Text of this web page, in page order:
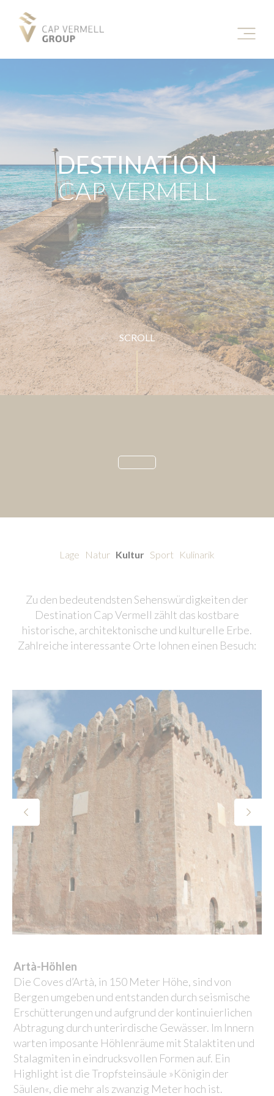
DESTINATION
CAP VERMELL
SCROLL
Lage Natur Kultur Sport Kulinarik
Zu den bedeutendsten Sehenswürdigkeiten der
Destination Cap Vermell zählt das kostbare
historische, architektonische und kulturelle Erbe.
Zahlreiche interessante Orte lohnen einen Besuch:
Artà-Höhlen
Die Coves d’Artà, in 150 Meter Höhe, sind von
Bergen umgeben und entstanden durch seismische
Erschütterungen und aufgrund der kontinuierlichen
Abtragung durch unterirdische Gewässer. Im Innern
warten imposante Höhlenräume mit Stalaktiten und
Stalagmiten in eindrucksvollen Formen auf. Ein
Highlight ist die Tropfsteinsäule »Königin der
Säulen«, die mehr als zwanzig Meter hoch ist.